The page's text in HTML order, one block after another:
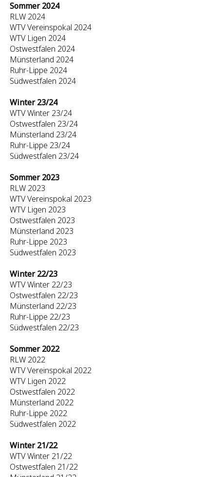
Sommer 2024
RLW 2024
WTV Vereinspokal 2024
WTV Ligen 2024
Ostwestfalen 2024
Münsterland 2024
Ruhr-Lippe 2024
Südwestfalen 2024
Winter 23/24
WTV Winter 23/24
Ostwestfalen 23/24
Münsterland 23/24
Ruhr-Lippe 23/24
Südwestfalen 23/24
Sommer 2023
RLW 2023
WTV Vereinspokal 2023
WTV Ligen 2023
Ostwestfalen 2023
Münsterland 2023
Ruhr-Lippe 2023
Südwestfalen 2023
Winter 22/23
WTV Winter 22/23
Ostwestfalen 22/23
Münsterland 22/23
Ruhr-Lippe 22/23
Südwestfalen 22/23
Sommer 2022
RLW 2022
WTV Vereinspokal 2022
WTV Ligen 2022
Ostwestfalen 2022
Münsterland 2022
Ruhr-Lippe 2022
Südwestfalen 2022
Winter 21/22
WTV Winter 21/22
Ostwestfalen 21/22